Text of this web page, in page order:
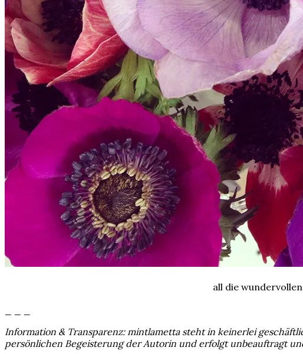
all die
Information & Transparenz: mintlametta steht in keinerlei
persönlichen Begeisterung der Autorin und erfolgt unbeauftragt